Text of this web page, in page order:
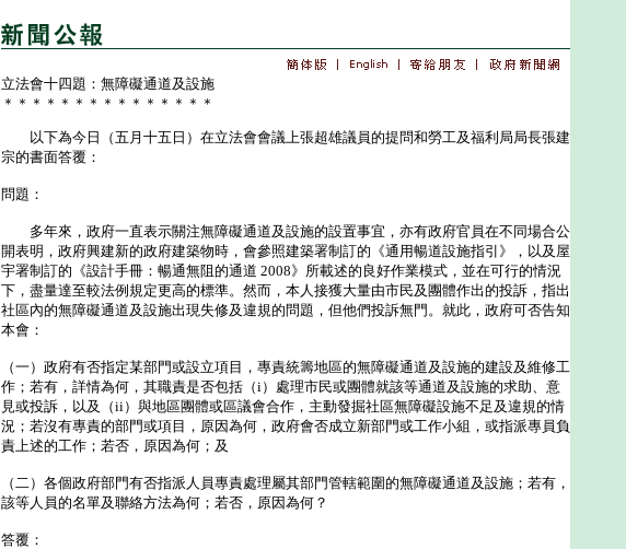
立法會十四題：無障礙通道及設施
＊＊＊＊＊＊＊＊＊＊＊＊＊＊＊
以下為今日（五月十五日）在立法會會議上張超雄議員的提問和勞工及福利局局長張建
宗的書面答覆：
問題：
多年來，政府一直表示關注無障礙通道及設施的設置事宜，亦有政府官員在不同場合公
開表明，政府興建新的政府建築物時，會參照建築署制訂的《通用暢道設施指引》，以及屋
宇署制訂的《設計手冊：暢通無阻的通道 2008》所載述的良好作業模式，並在可行的情況
下，盡量達至較法例規定更高的標準。然而，本人接獲大量由市民及團體作出的投訴，指出
社區內的無障礙通道及設施出現失修及違規的問題，但他們投訴無門。就此，政府可否告知
本會：
（一）政府有否指定某部門或設立項目，專責統籌地區的無障礙通道及設施的建設及維修工
作；若有，詳情為何，其職責是否包括（i）處理市民或團體就該等通道及設施的求助、意
見或投訴，以及（ii）與地區團體或區議會合作，主動發掘社區無障礙設施不足及違規的情
況；若沒有專責的部門或項目，原因為何，政府會否成立新部門或工作小組，或指派專員負
責上述的工作；若否，原因為何；及
（二）各個政府部門有否指派人員專責處理屬其部門管轄範圍的無障礙通道及設施；若有，
該等人員的名單及聯絡方法為何；若否，原因為何？
答覆：